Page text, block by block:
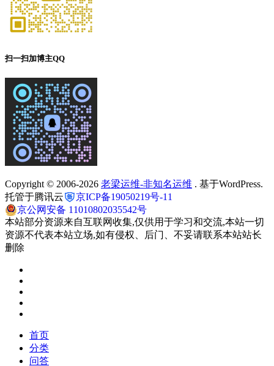
扫一扫加博主QQ
Copyright © 2006-2026 老梁运维-非知名运维 . 基于WordPress.
托管于腾讯云
京ICP备19050219号-11
京公网安备 11010802035542号
本站部分资源来自互联网收集,仅供用于学习和交流,本站一切
资源不代表本站立场,如有侵权、后门、不妥请联系本站站长
删除
首页
分类
问答